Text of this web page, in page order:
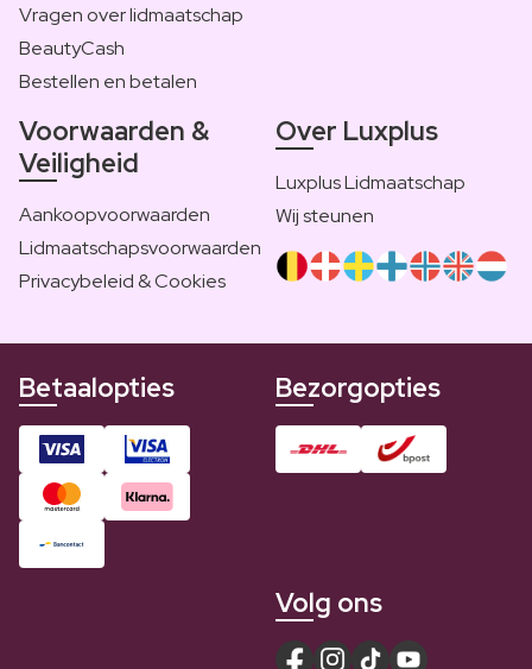
Vragen over lidmaatschap
BeautyCash
Bestellen en betalen
Voorwaarden &
Veiligheid
Aankoopvoorwaarden
Lidmaatschapsvoorwaarden
Privacybeleid & Cookies
Over Luxplus
Luxplus Lidmaatschap
Wij steunen
Betaalopties Bezorgopties
Volg ons